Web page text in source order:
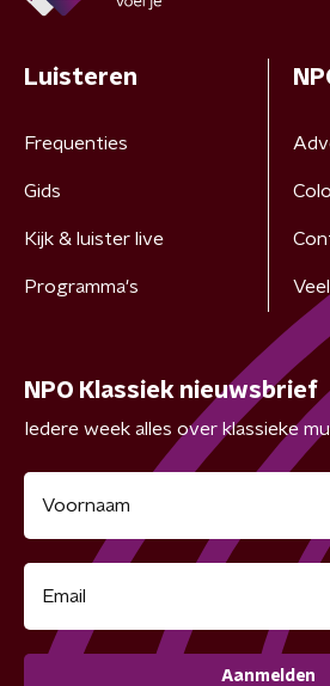
Luisteren
Frequenties
Gids
Kijk & luister live
Programma's
NPO Klassiek nieuwsbrief
Iedere week alles over klassieke
Aanmelden